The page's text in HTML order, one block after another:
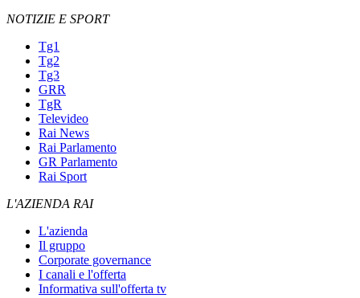
NOTIZIE E SPORT
Tg1
Tg2
Tg3
GRR
TgR
Televideo
Rai News
Rai Parlamento
GR Parlamento
Rai Sport
L'AZIENDA RAI
L'azienda
Il gruppo
Corporate governance
I canali e l'offerta
Informativa sull'offerta tv